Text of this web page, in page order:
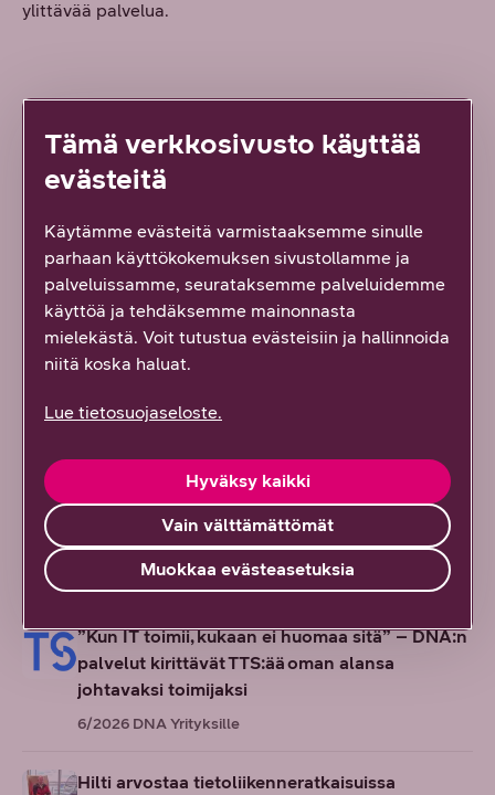
ylittävää palvelua.
Mitä mieltä olit tästä sisällöstä?
Palautteesi on tärkeää!
Hyödyllinen tai mielenkiintoinen
Löysin etsimäni
En löytänyt etsimääni
Samasta aiheesta
”Kun IT toimii, kukaan ei huomaa sitä” – DNA:n
palvelut kirittävät TTS:ää oman alansa
johtavaksi toimijaksi
6/2026 DNA Yrityksille
Hilti arvostaa tietoliikenneratkaisuissa
Tämä verkkosivusto käyttää
evästeitä
Käytämme evästeitä varmistaaksemme sinulle
parhaan käyttökokemuksen sivustollamme ja
palveluissamme, seurataksemme palveluidemme
käyttöä ja tehdäksemme mainonnasta
mielekästä. Voit tutustua evästeisiin ja hallinnoida
niitä koska haluat.
Lue tietosuojaseloste.
Vain välttämättömät
Hyväksy kaikki
Muokkaa evästeasetuksia